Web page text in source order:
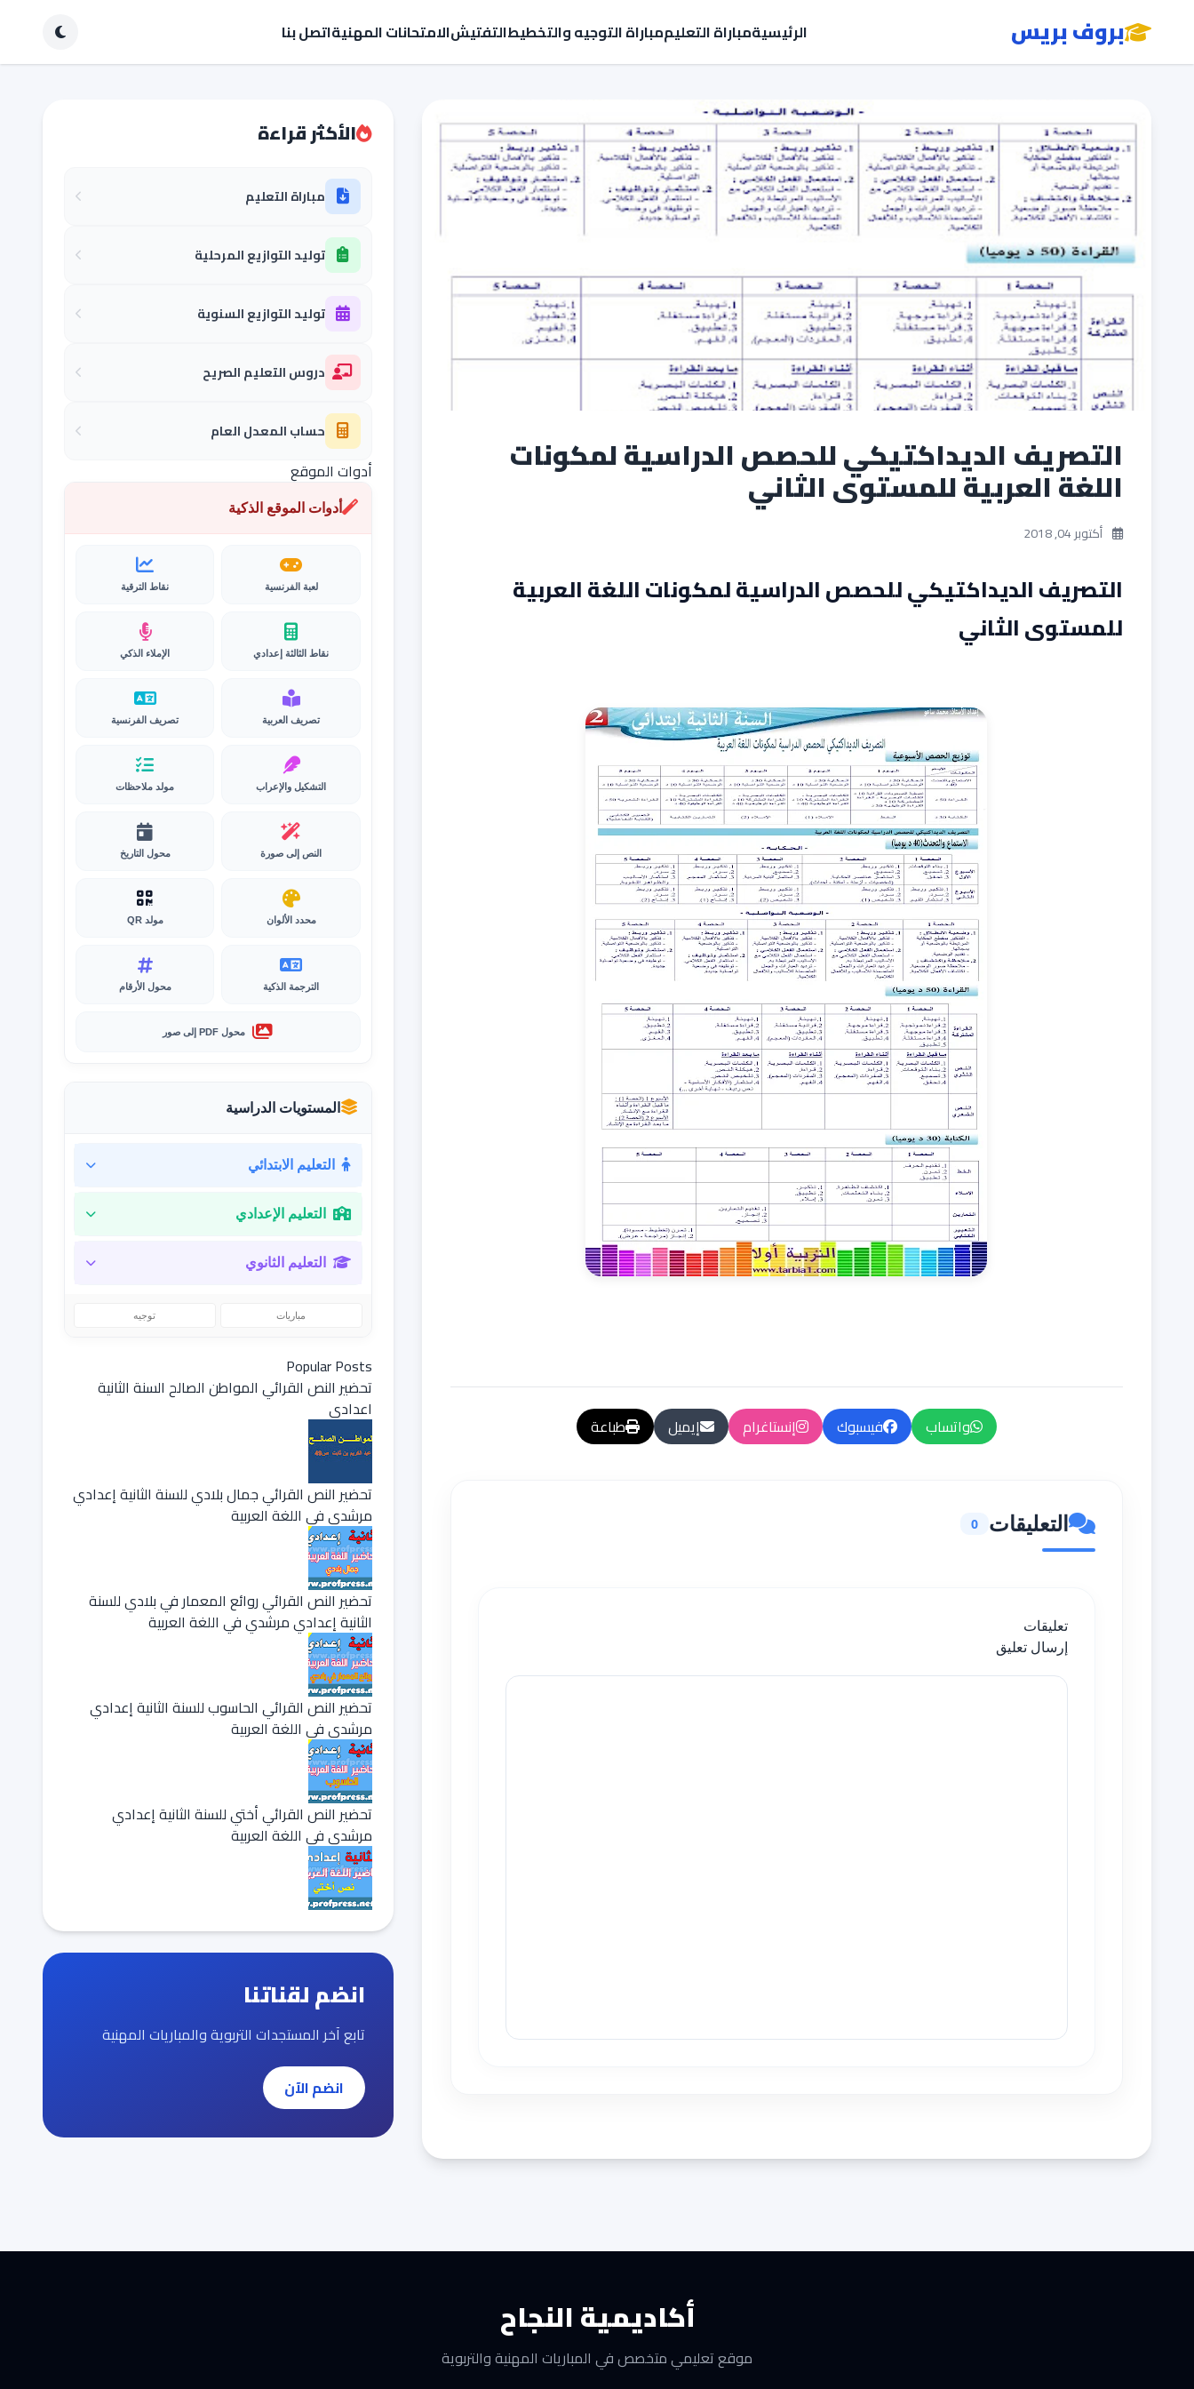
بروف بريس الرئيسيةمباراة التعليممباراة التوجيه والتخطيطالتفتيشالامتحانات المهنيةاتصل بنا
التصريف الديداكتيكي للحصص الدراسية لمكونات
اللغة العربية للمستوى الثاني
أكتوبر 04, 2018
التصريف الديداكتيكي للحصص الدراسية لمكونات اللغة العربية
للمستوى الثاني
واتساب فيسبوك إنستاغرام إيميل طباعة
التعليقات 0
تعليقات
إرسال تعليق
الأكثر قراءة
مباراة التعليم
توليد التوازيع المرحلية
توليد التوازيع السنوية
دروس التعليم الصريح
حساب المعدل العام
أدوات الموقع
أدوات الموقع الذكية
لعبة الفرنسية نقاط الترقية
نقاط الثالثة إعدادي الإملاء الذكي
تصريف العربية تصريف الفرنسية
التشكيل والإعراب مولد ملاحظات
النص إلى صورة محول التاريخ
محدد الألوان مولد QR
الترجمة الذكية محول الأرقام
محول PDF إلى صور
المستويات الدراسية
التعليم الابتدائي
التعليم الإعدادي
التعليم الثانوي
مباريات توجيه
Popular Posts
تحضير النص القرائي المواطن الصالح السنة الثانية
اعدادي
تحضير النص القرائي جمال بلادي للسنة الثانية إعدادي
مرشدي في اللغة العربية
تحضير النص القرائي روائع المعمار في بلادي للسنة
الثانية إعدادي مرشدي في اللغة العربية
تحضير النص القرائي الحاسوب للسنة الثانية إعدادي
مرشدي في اللغة العربية
تحضير النص القرائي أختي للسنة الثانية إعدادي
مرشدي في اللغة العربية
انضم لقناتنا
تابع آخر المستجدات التربوية والمباريات المهنية
انضم الآن
أكاديمية النجاح
موقع تعليمي متخصص في المباريات المهنية والتربوية